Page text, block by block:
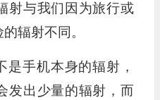
射与我们因为旅行或
辐射不同。
是手机本身的辐射，
发出少量的辐射，而